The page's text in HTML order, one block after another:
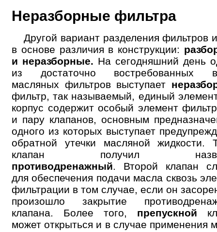
Неразборные фильтра
Другой вариант разделения фильтров
в основе различия в конструкции:
и неразборные. На сегодняшний день
из достаточно востребованных
масляных фильтров выступает
фильтр, так называемый, единый
корпус содержит особый элемент
и пару клапанов, основным
одного из которых выступает
обратной утечки масляной жидкости.
клапан получил
противодренажный. Второй клапан
для обеспечения подачи масла сквозь
фильтрации в том случае, если он
произошло закрытие
клапана. Более того, препускной
может открыться и в случае применения